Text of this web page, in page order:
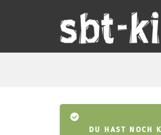
DU HAST NOCH